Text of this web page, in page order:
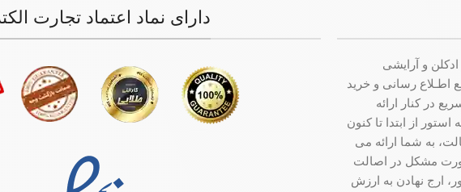
و آرایشی
جامع اطـلاع رسانی و خرید
در کنار ارائه
از ابتدا تا کنون
به شما ارائه می
مشکل در اصالت
ارج نهادن به ارزش
دارای نماد اعتماد تجارت